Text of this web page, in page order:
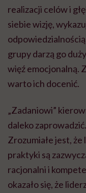
realizacji celów i
siebie wizję,
grupy darzą go
więź emocjonalną.
warto ich docenić.
„Zadaniowi”
daleko
Zrozumiałe jest,
praktyki są
racjonalni i
okazało się, że